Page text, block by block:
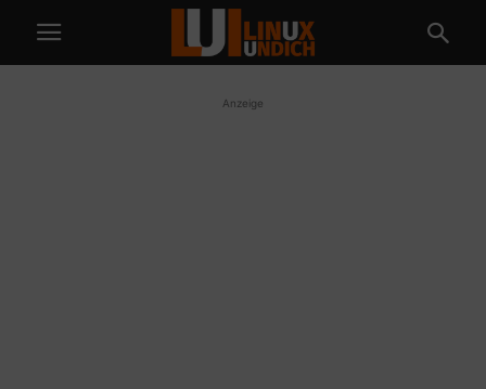
Anzeige